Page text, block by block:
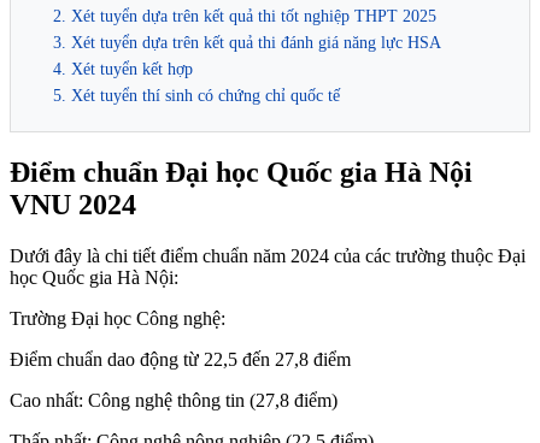
2. Xét tuyển dựa trên kết quả thi tốt nghiệp THPT 2025
3. Xét tuyển dựa trên kết quả thi đánh giá năng lực HSA
4. Xét tuyển kết hợp
5. Xét tuyển thí sinh có chứng chỉ quốc tế
Điểm chuẩn Đại học Quốc gia Hà Nội
VNU 2024
Dưới đây là chi tiết điểm chuẩn năm 2024 của các trường thuộc Đại
học Quốc gia Hà Nội:
Trường Đại học Công nghệ:
Điểm chuẩn dao động từ 22,5 đến 27,8 điểm
Cao nhất: Công nghệ thông tin (27,8 điểm)